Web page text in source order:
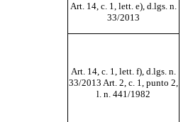
Art. 14, c. 1, lett. e), d.lgs. n.
33/2013
Art. 14, c. 1, lett. f), d.lgs. n.
33/2013 Art. 2, c. 1, punto 2,
l. n. 441/1982